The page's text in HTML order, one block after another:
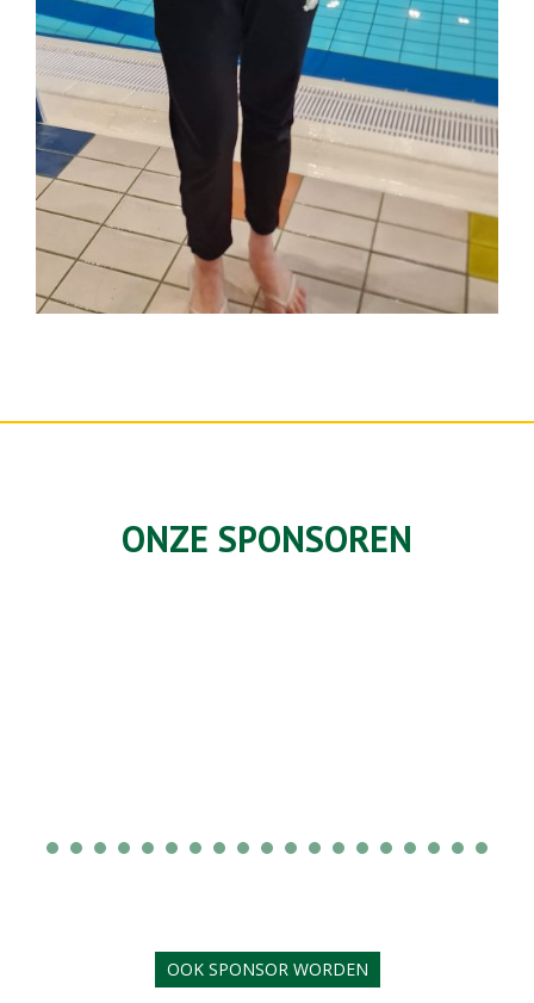
ONZE SPONSOREN
OOK SPONSOR WORDEN